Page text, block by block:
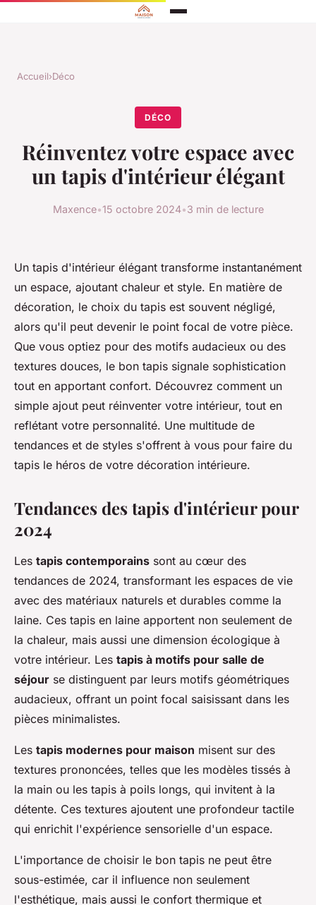
Accueil›Déco
DÉCO
Réinventez votre espace avec
un tapis d'intérieur élégant
Maxence•15 octobre 2024•3 min de lecture
Un tapis d'intérieur élégant transforme instantanément
un espace, ajoutant chaleur et style. En matière de
décoration, le choix du tapis est souvent négligé,
alors qu'il peut devenir le point focal de votre pièce.
Que vous optiez pour des motifs audacieux ou des
textures douces, le bon tapis signale sophistication
tout en apportant confort. Découvrez comment un
simple ajout peut réinventer votre intérieur, tout en
reflétant votre personnalité. Une multitude de
tendances et de styles s'offrent à vous pour faire du
tapis le héros de votre décoration intérieure.
Tendances des tapis d'intérieur pour
2024
Les tapis contemporains sont au cœur des
tendances de 2024, transformant les espaces de vie
avec des matériaux naturels et durables comme la
laine. Ces tapis en laine apportent non seulement de
la chaleur, mais aussi une dimension écologique à
votre intérieur. Les tapis à motifs pour salle de
séjour se distinguent par leurs motifs géométriques
audacieux, offrant un point focal saisissant dans les
pièces minimalistes.
Les tapis modernes pour maison misent sur des
textures prononcées, telles que les modèles tissés à
la main ou les tapis à poils longs, qui invitent à la
détente. Ces textures ajoutent une profondeur tactile
qui enrichit l'expérience sensorielle d'un espace.
L'importance de choisir le bon tapis ne peut être
sous-estimée, car il influence non seulement
l'esthétique, mais aussi le confort thermique et